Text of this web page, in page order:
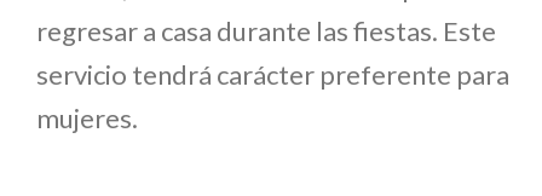
regresar a casa durante las fiestas. Este
servicio tendrá carácter preferente para
mujeres.